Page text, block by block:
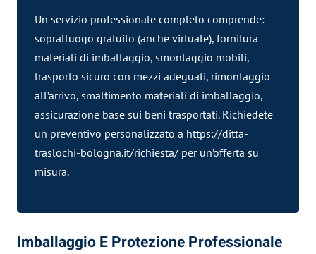
Un servizio professionale completo comprende:
sopralluogo gratuito (anche virtuale), fornitura
materiali di imballaggio, smontaggio mobili,
trasporto sicuro con mezzi adeguati, rimontaggio
all’arrivo, smaltimento materiali di imballaggio,
assicurazione base sui beni trasportati. Richiedete
un preventivo personalizzato a https://ditta-
traslochi-bologna.it/richiesta/ per un’offerta su
misura.
Imballaggio E Protezione Professionale